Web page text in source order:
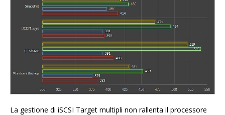
La gestione di iSCSI Target multipli non rallenta il processore